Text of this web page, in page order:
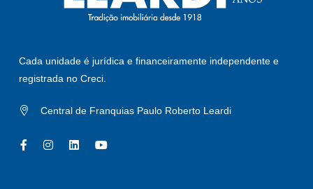
Cada unidade é jurídica e financeiramente independente e
registrada no Creci.
Central de Franquias Paulo Roberto Leardi